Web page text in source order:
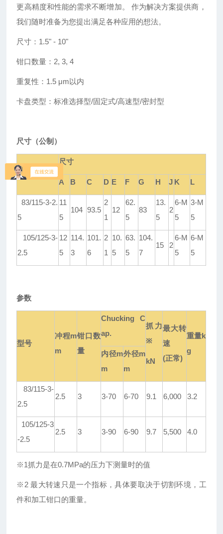
更高精度和性能的需求不断增加。 作为解决方案提供商，
我们随时准备为您提出满足各种应用的想法。
尺寸： 1.5" - 10"
钳口数量： 2, 3, 4
重复性： 1.5 μm以内
卡盘类型：标准选择型/固定式/高速型/密封型
尺寸 （公制）
型号
尺寸
A B C D E F G H J K L
83/115-3-2.
5
11
5
104 93.5
2
1
12
62.
5
83
13.
5
2
6-M
5
3-M
5
105/125-3-
2.5
12
5
114.
3
101.
6
2
1
10.
5
63.
5
104.
7
15 2
6-M
5
6-M
5
参数
型号
冲程m
m
钳口数
量
Chucking C
ap.
抓力
※
kN
最大转
速
(正常)
重量k
g
内径m
m
外径m
m
83/115-3-
2.5
2.5 3 3-70 6-70 9.1 6,000 3.2
105/125-3
-2.5
2.5 3 3-90 6-90 9.7 5,500 4.0
※1抓力是在0.7MPa的压力下测量时的值
※ 2最大转速只是一个指标 ，具体要取决于切割环境 ，工
件和加工钳口的重量。